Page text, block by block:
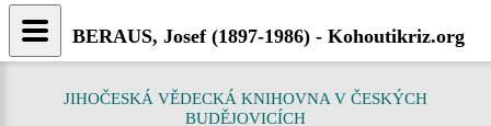
JIHOČESKÁ VĚDECKÁ KNIHOVNA V ČESKÝCH
BUDĚJOVICÍCH
BERAUS, Josef (1897-1986) - Kohoutikriz.org